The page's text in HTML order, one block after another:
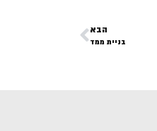
הבא
בניית ממד